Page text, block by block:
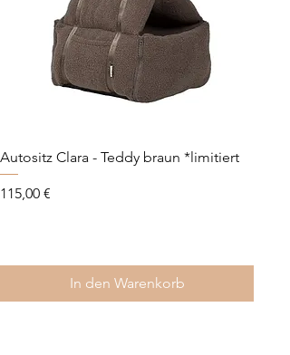
Autositz Clara - Teddy braun *limitiert
Preis
115,00 €
In den Warenkorb